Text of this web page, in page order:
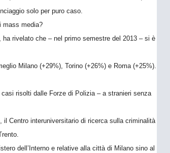
solo per puro caso.
mass media?
rivelato che – nel primo semestre del 2013 – si è
Milano (+29%), Torino (+26%) e Roma (+25%).
risolti dalle Forze di Polizia – a stranieri senza
il Centro interuniversitario di ricerca sulla criminalità
dell’Interno e relative alla città di Milano sino al